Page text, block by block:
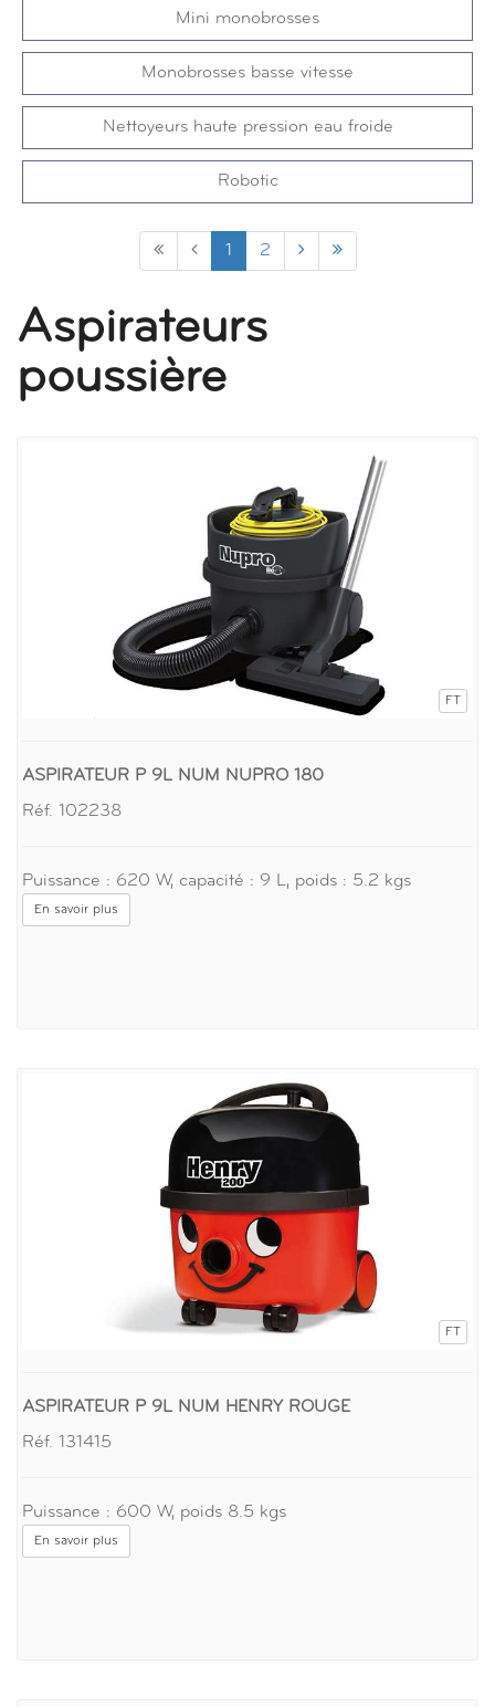
Mini monobrosses
Monobrosses basse vitesse
Nettoyeurs haute pression eau froide
Robotic
1 2
Aspirateurs
poussière
FT
ASPIRATEUR P 9L NUM NUPRO 180
Réf. 102238
Puissance : 620 W, capacité : 9 L, poids : 5.2 kgs
En savoir plus
FT
ASPIRATEUR P 9L NUM HENRY ROUGE
Réf. 131415
Puissance : 600 W, poids 8.5 kgs
En savoir plus